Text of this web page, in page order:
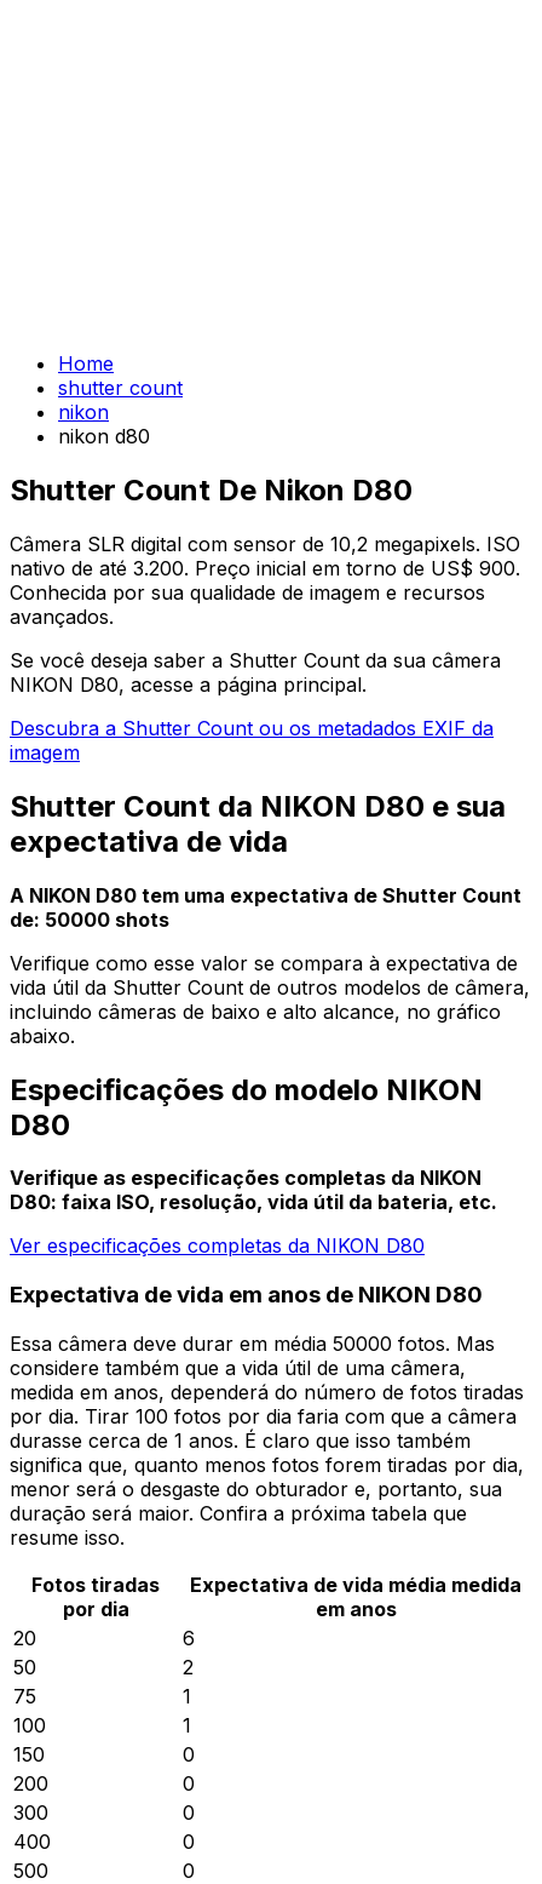
Home
shutter count
nikon
nikon d80
Shutter Count De Nikon D80
Câmera SLR digital com sensor de 10,2 megapixels. ISO
nativo de até 3.200. Preço inicial em torno de US$ 900.
Conhecida por sua qualidade de imagem e recursos
avançados.
Se você deseja saber a Shutter Count da sua câmera
NIKON D80, acesse a página principal.
Descubra a Shutter Count ou os metadados EXIF da
imagem
Shutter Count da NIKON D80 e sua
expectativa de vida
A NIKON D80 tem uma expectativa de Shutter Count
de: 50000 shots
Verifique como esse valor se compara à expectativa de
vida útil da Shutter Count de outros modelos de câmera,
incluindo câmeras de baixo e alto alcance, no gráfico
abaixo.
Especificações do modelo NIKON
D80
Verifique as especificações completas da NIKON
D80: faixa ISO, resolução, vida útil da bateria, etc.
Ver especificações completas da NIKON D80
Expectativa de vida em anos de NIKON D80
Essa câmera deve durar em média 50000 fotos. Mas
considere também que a vida útil de uma câmera,
medida em anos, dependerá do número de fotos tiradas
por dia. Tirar 100 fotos por dia faria com que a câmera
durasse cerca de 1 anos. É claro que isso também
significa que, quanto menos fotos forem tiradas por dia,
menor será o desgaste do obturador e, portanto, sua
duração será maior. Confira a próxima tabela que
resume isso.
Fotos tiradas
por dia
Expectativa de vida média medida
em anos
20
6
50
2
75
1
100
1
150
0
200
0
300
0
400
0
500
0